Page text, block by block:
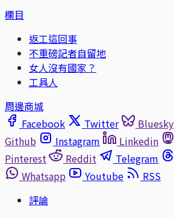
欄目
返工這回事
不重磅記者自留地
女人沒有國家？
工具人
周邊商城
Facebook
Twitter Bluesky
Github
Instagram Linkedin
Pinterest
Reddit Telegram
Whatsapp
Youtube
RSS
評論